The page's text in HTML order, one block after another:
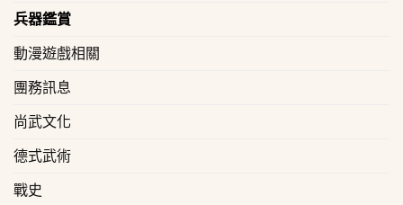
兵器鑑賞
動漫遊戲相關
團務訊息
尚武文化
德式武術
戰史